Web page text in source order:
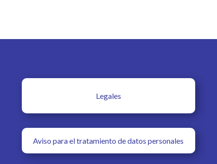
Legales
Aviso para el tratamiento de datos personales